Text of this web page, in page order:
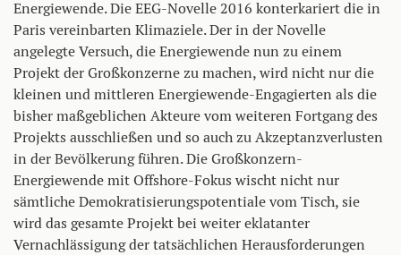
Energiewende. Die EEG-Novelle 2016 konterkariert die in
Paris vereinbarten Klimaziele. Der in der Novelle
angelegte Versuch, die Energiewende nun zu einem
Projekt der Großkonzerne zu machen, wird nicht nur die
kleinen und mittleren Energiewende-Engagierten als die
bisher maßgeblichen Akteure vom weiteren Fortgang des
Projekts ausschließen und so auch zu Akzeptanzverlusten
in der Bevölkerung führen. Die Großkonzern-
Energiewende mit Offshore-Fokus wischt nicht nur
sämtliche Demokratisierungspotentiale vom Tisch, sie
wird das gesamte Projekt bei weiter eklatanter
Vernachlässigung der tatsächlichen Herausforderungen